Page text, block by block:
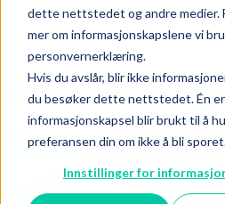
dette nettstedet og andre medier.
mer om informasjonskapslene vi
personvernerklæring.
Hvis du avslår, blir ikke
du besøker dette nettstedet. Én
informasjonskapsel blir brukt til å
preferansen din om ikke å bli
Innstillinger for